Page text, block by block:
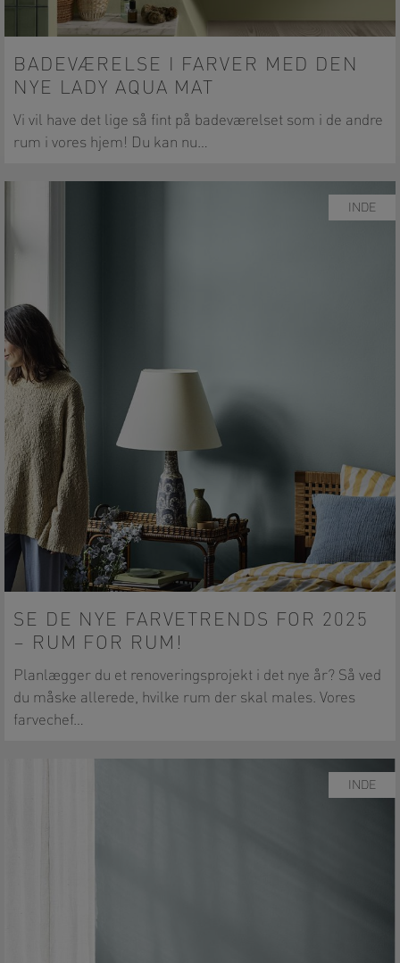
BADEVÆRELSE I FARVER MED DEN
NYE LADY AQUA MAT
Vi vil have det lige så fint på badeværelset som i de andre
rum i vores hjem! Du kan nu…
INDE
SE DE NYE FARVETRENDS FOR 2025
– RUM FOR RUM!
Planlægger du et renoveringsprojekt i det nye år? Så ved
du måske allerede, hvilke rum der skal males. Vores
farvechef…
INDE